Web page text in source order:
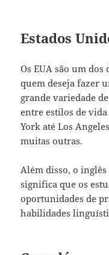
Estados
Os EUA são um
quem deseja fazer
grande variedade
entre estilos de
York até Los
muitas outras.
Além disso, o
significa que os
oportunidades de
habilidades